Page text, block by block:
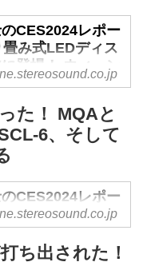
スのテクノロジー見
」がスタート。
年から、コロナの2
続参加だ。今年も例
現場を駆け回って、
ース、ストーリー
、報告しよう。
民生技術協会
は3500社以上、来
11万5000人を上回
スク人はほとんどい
のCES2024レポー
畳み式LEDディス
登場！ ウィーン
プレイメーカー
137インチモデル
Sound
ウィーンの大型デ
ーカー、CSEEDが
ールで展示している
ディスプレイだ。
レイを開発。CESで
た！ MQAと
6、そして
のCES2024レポー
の新展開が分かっ
モバイル用のコ
6、そして
ち出された！